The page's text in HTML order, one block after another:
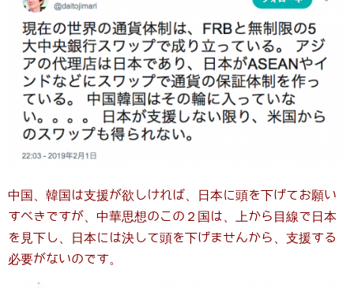
中国、韓国は支援が欲しければ、日本に頭を下げてお願い
すべきですが、中華思想のこの２国は、上から目線で日本
を見下し、日本には決して頭を下げませんから、支援する
必要がないのです。